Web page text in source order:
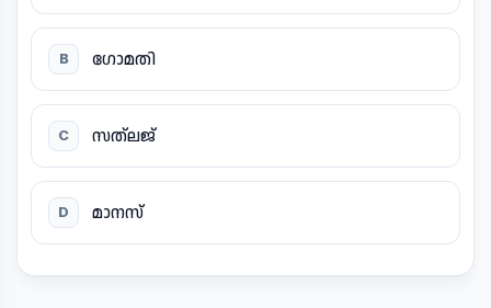
B ഗോമതി
C സത്ലജ്
D മാനസ്